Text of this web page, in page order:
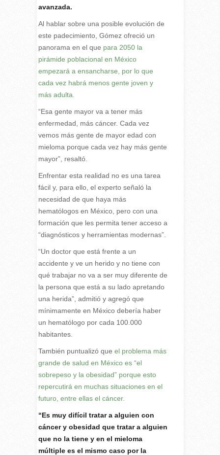
avanzada.
Al hablar sobre una posible evolución de
este padecimiento, Gómez ofreció un
panorama en el que para 2050 la
pirámide poblacional en México
empezará a ensancharse, por lo que
cada vez habrá menos gente joven y
más adulta.
“Esa gente mayor va a tener más
enfermedad, más cáncer. Cada vez
vemos más gente de mayor edad con
mieloma porque cada vez hay más gente
mayor”, resaltó.
Enfrentar esta realidad no es una tarea
fácil y, para ello, el experto señaló la
necesidad de que haya más
hematólogos en México, pero con una
formación que les permita tener acceso a
“diagnósticos y herramientas modernas”.
“Un doctor que está frente a un
accidente y ve un herido y no tiene con
qué trabajar no va a ser muy diferente de
la persona que está a su lado apretando
una herida”, admitió y agregó que
mínimamente en México debería haber
un hematólogo por cada 100.000
habitantes.
También puntualizó que el problema más
grande de salud en México es “el
sobrepeso y la obesidad” porque esto
repercutirá en muchas situaciones en el
futuro, entre ellas el cáncer.
“Es muy difícil tratar a alguien con
cáncer y obesidad que tratar a alguien
que no la tiene y en el mieloma
múltiple es el mismo caso por la